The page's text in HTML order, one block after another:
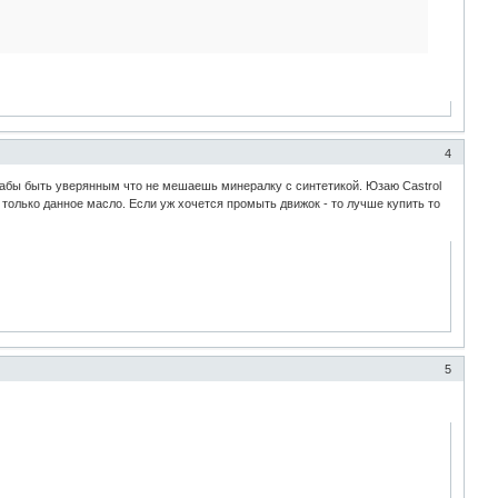
4
быть уверянным что не мешаешь минералку с синтетикой. Юзаю Castrol
данное масло. Если уж хочется промыть движок - то лучше купить то
5